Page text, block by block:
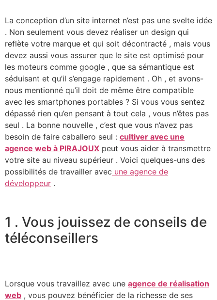
La conception d’un site internet n’est pas une svelte idée
. Non seulement vous devez réaliser un design qui
reflète votre marque et qui soit décontracté , mais vous
devez aussi vous assurer que le site est optimisé pour
les moteurs comme google , que sa sémantique est
séduisant et qu’il s’engage rapidement . Oh , et avons-
nous mentionné qu’il doit de même être compatible
avec les smartphones portables ? Si vous vous sentez
dépassé rien qu’en pensant à tout cela , vous n’êtes pas
seul . La bonne nouvelle , c’est que vous n’avez pas
besoin de faire caballero seul : cultiver avec une
agence web à PIRAJOUX peut vous aider à transmettre
votre site au niveau supérieur . Voici quelques-uns des
possibilités de travailler avec une agence de
développeur .
1 . Vous jouissez de conseils de
téléconseillers
Lorsque vous travaillez avec une agence de réalisation
web , vous pouvez bénéficier de la richesse de ses